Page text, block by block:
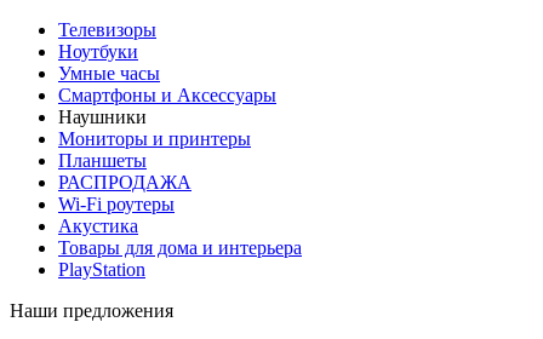
Телевизоры
Ноутбуки
Умные часы
Смартфоны и Аксессуары
Наушники
Мониторы и принтеры
Планшеты
РАСПРОДАЖА
Wi-Fi роутеры
Акустика
Товары для дома и интерьера
PlayStation
Наши предложения